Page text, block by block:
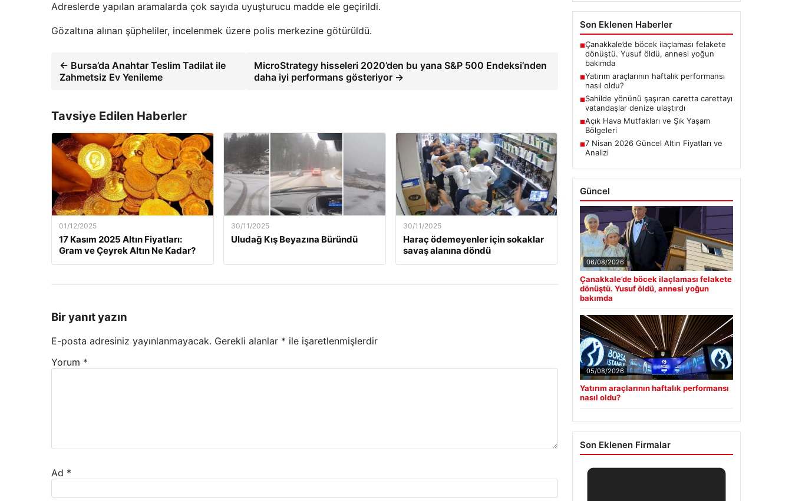
Adreslerde yapılan aramalarda çok sayıda uyuşturucu madde ele geçirildi.
Gözaltına alınan şüpheliler, incelenmek üzere polis merkezine götürüldü.
← Bursa’da Anahtar Teslim Tadilat ile
Zahmetsiz Ev Yenileme
MicroStrategy hisseleri 2020’den bu yana S&P 500 Endeksi’nden
daha iyi performans gösteriyor →
Tavsiye Edilen Haberler
01/12/2025
17 Kasım 2025 Altın Fiyatları:
Gram ve Çeyrek Altın Ne Kadar?
30/11/2025
Uludağ Kış Beyazına Büründü
30/11/2025
Haraç ödemeyenler için sokaklar
savaş alanına döndü
Bir yanıt yazın
E-posta adresiniz yayınlanmayacak. Gerekli alanlar * ile işaretlenmişlerdir
Yorum *
Ad *
Son Eklenen Haberler
■Çanakkale’de böcek ilaçlaması felakete
dönüştü. Yusuf öldü, annesi yoğun
bakımda
■Yatırım araçlarının haftalık performansı
nasıl oldu?
■Sahilde yönünü şaşıran caretta carettayı
vatandaşlar denize ulaştırdı
■Açık Hava Mutfakları ve Şık Yaşam
Bölgeleri
■7 Nisan 2026 Güncel Altın Fiyatları ve
Analizi
Güncel
06/08/2026
Çanakkale’de böcek ilaçlaması felakete
dönüştü. Yusuf öldü, annesi yoğun
bakımda
05/08/2026
Yatırım araçlarının haftalık performansı
nasıl oldu?
Son Eklenen Firmalar